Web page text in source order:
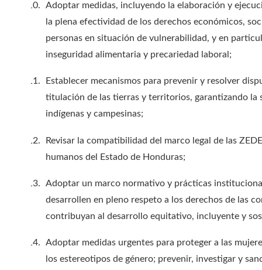
Adoptar medidas, incluyendo la elaboración y
la plena efectividad de los derechos económicos,
personas en situación de vulnerabilidad, y en
inseguridad alimentaria y precariedad laboral;
Establecer mecanismos para prevenir y resolver
titulación de las tierras y territorios, garantizando la
indígenas y campesinas;
Revisar la compatibilidad del marco legal de las
humanos del Estado de Honduras;
Adoptar un marco normativo y prácticas
desarrollen en pleno respeto a los derechos de las
contribuyan al desarrollo equitativo, incluyente y
Adoptar medidas urgentes para proteger a las
los estereotipos de género; prevenir, investigar y